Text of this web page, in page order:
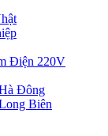
Điện 220V
Đông
Biên